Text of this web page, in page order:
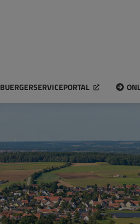
BUERGERSERVICEPORTAL